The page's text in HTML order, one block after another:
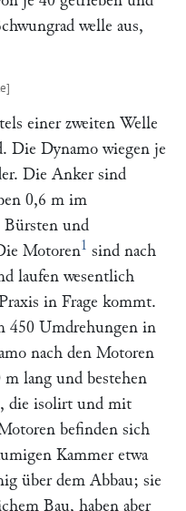
welle aus,
einer zweiten Welle
Die Dynamo wiegen je
Die Anker sind
0,6 m im
Bürsten und
Motoren1 sind nach
laufen wesentlich
in Frage kommt.
450 Umdrehungen in
nach den Motoren
m lang und bestehen
die isolirt und mit
befinden sich
Kammer etwa
über dem Abbau; sie
Bau, haben aber